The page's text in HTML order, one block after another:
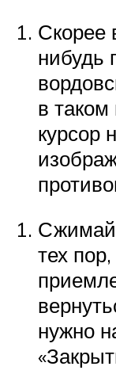
Скорее
нибудь
в
курсор
тех
нужно